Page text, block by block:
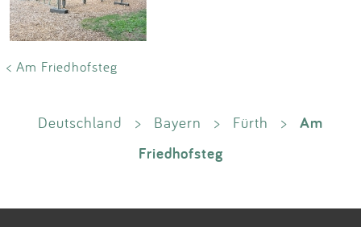
< Am Friedhofsteg
Deutschland > Bayern > Fürth >
Am
Friedhofsteg